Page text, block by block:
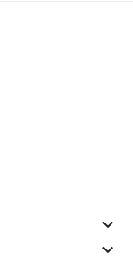
keyboard_arrow_down
keyboard_arrow_down